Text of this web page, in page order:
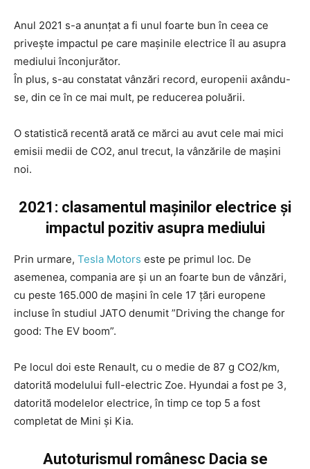
Anul 2021 s-a anunțat a fi unul foarte bun în ceea ce
privește impactul pe care mașinile electrice îl au asupra
mediului înconjurător.
În plus, s-au constatat vânzări record, europenii axându-
se, din ce în ce mai mult, pe reducerea poluării.
O statistică recentă arată ce mărci au avut cele mai mici
emisii medii de CO2, anul trecut, la vânzările de mașini
noi.
2021: clasamentul mașinilor electrice și
impactul pozitiv asupra mediului
Prin urmare, Tesla Motors este pe primul loc. De
asemenea, compania are și un an foarte bun de vânzări,
cu peste 165.000 de mașini în cele 17 țări europene
incluse în studiul JATO denumit ”Driving the change for
good: The EV boom”.
Pe locul doi este Renault, cu o medie de 87 g CO2/km,
datorită modelului full-electric Zoe. Hyundai a fost pe 3,
datorită modelelor electrice, în timp ce top 5 a fost
completat de Mini și Kia.
Autoturismul românesc Dacia se